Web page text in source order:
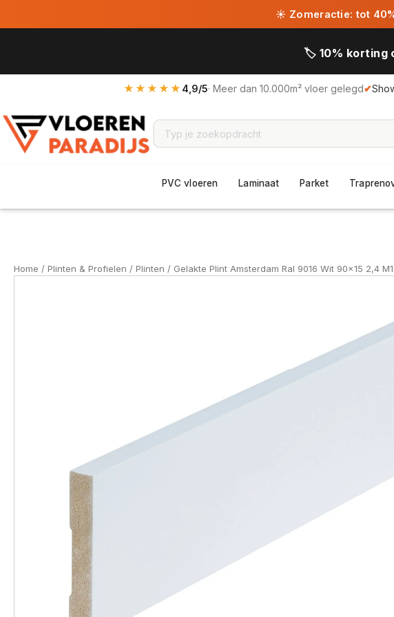
☀ Zomeractie: tot
🏷️ 10% korting
★★★★★ 4,9/5· Meer dan 10.000m² vloer gelegd✔
PVC vloeren Laminaat Parket
Home / Plinten & Profielen / Plinten / Gelakte Plint Amsterdam Ral 9016 Wit 90x15 2,4 M1